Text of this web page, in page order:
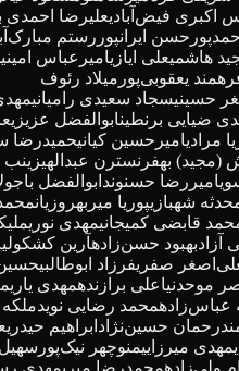
اکبری فیض‌آبادیعلیرضا احمدی
حسن ایرانپور رستم
هاشمیعلی ایازیامیرعباس امینی
یعقوبی‌پور میلاد رئوف
حسینیسجاد سعیدی رامیانی
ضیایی برنطینابوالفضل عزیزی
مرادیامیرحسین کیانیحمیدرضا
(مجید) بهفر نسترن عبدالهیزینب
امیررضا حسنوند ابوالفضل
شهبازیپوریا میربهروزیان
قابضی کمیجانیمهدی نوری
آزادبهبود حسن‌زادهآرین کشکولی
صفریفرزاد ابوطالبیحسین
موحدنیاعلی برازندهمهدی یاری
عباس‌زادهمحمد رضایی نویدملکه
رحمان حسین‌نژاد ابراهیم حیدری
مهدی میرزاییمنوچهر نیک‌پور سهیل
ولی‌زادهمحمدرضا میریمهدی